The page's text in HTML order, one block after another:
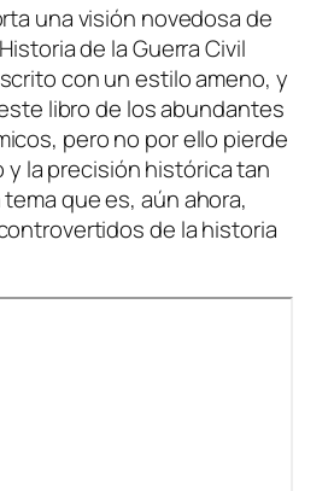
una visión novedosa de
de la Guerra Civil
con un estilo ameno, y
libro de los abundantes
pero no por ello pierde
la precisión histórica tan
que es, aún ahora,
de la historia